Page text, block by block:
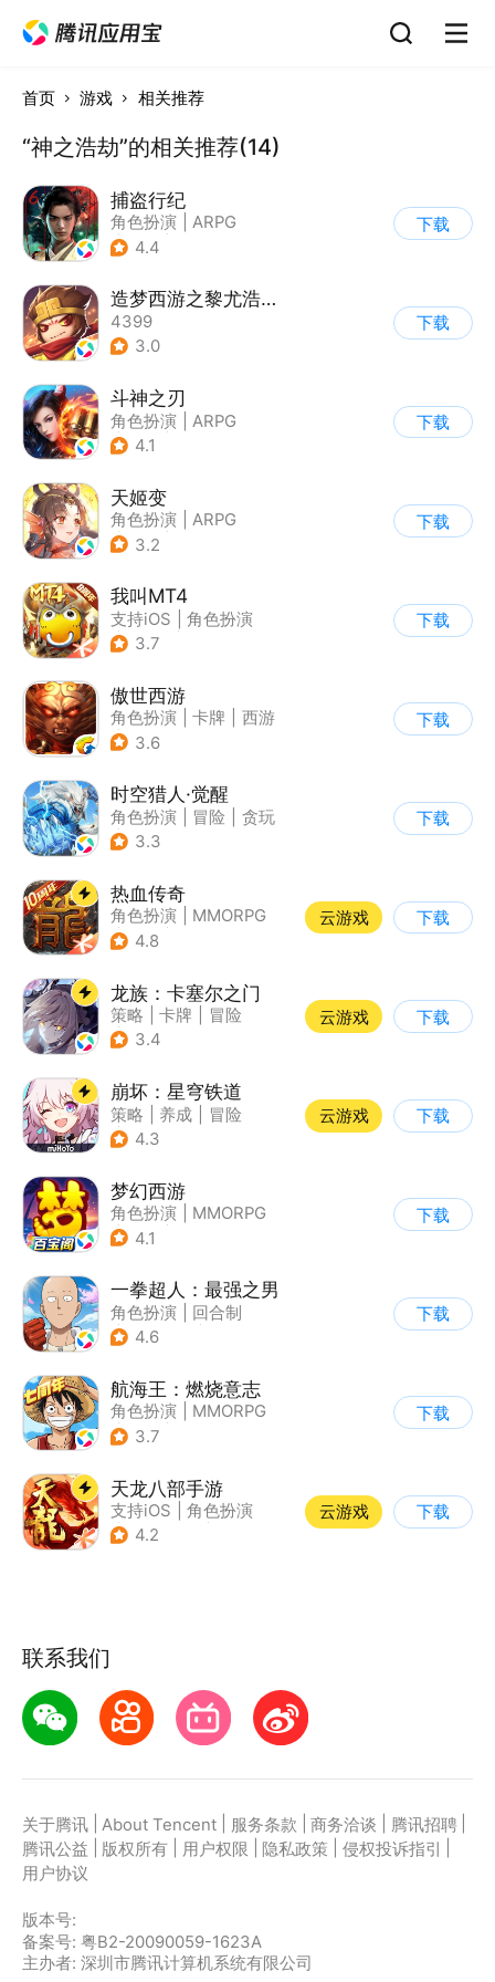
首页 游戏 相关推荐
“神之浩劫”的相关推荐(14)
捕盗行纪
角色扮演
ARPG
| 武侠
4.4
下载
造梦西游之黎尤浩劫篇
4399
3.0
下载
斗神之刃
角色扮演
ARPG
| 武侠
4.1
下载
天姬变
角色扮演
ARPG
| 奇幻
3.2
下载
我叫MT4
支持iOS
角色扮演
| ARPG
3.7
下载
傲世西游
角色扮演 卡牌
西游
| 卡通
3.6
下载
时空猎人·觉醒
角色扮演 冒险
贪玩
| 街机
3.3
下载
热血传奇
角色扮演
MMORPG
| 传奇
4.8
云游戏 下载
龙族：卡塞尔之门
策略 卡牌
冒险
| 龙族
3.4
云游戏 下载
崩坏：星穹铁道
策略 养成
冒险
| 崩坏
4.3
云游戏 下载
梦幻西游
角色扮演
MMORPG
| 西游
4.1
下载
一拳超人：最强之男
角色扮演
回合制
| 动漫改编
4.6
下载
航海王：燃烧意志
角色扮演
MMORPG
| 奇幻
3.7
下载
天龙八部手游
支持iOS
角色扮演
| MMORPG
4.2
云游戏 下载
联系我们
关于腾讯 About Tencent 服务条款 商务洽谈 腾讯招聘
腾讯公益
版权所有 用户权限 隐私政策 侵权投诉指引
用户协议
版本号:
备案号: 粤B2-20090059-1623A
主办者: 深圳市腾讯计算机系统有限公司